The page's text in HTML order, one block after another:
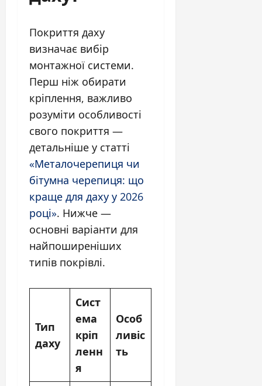
Покриття даху
визначає вибір
монтажної системи.
Перш ніж обирати
кріплення, важливо
розуміти особливості
свого покриття —
детальніше у статті
«Металочерепиця чи
бітумна черепиця: що
краще для даху у 2026
році». Нижче —
основні варіанти для
найпоширеніших
типів покрівлі.
Тип
даху
Сист
ема
кріп
ленн
я
Особ
ливіс
ть